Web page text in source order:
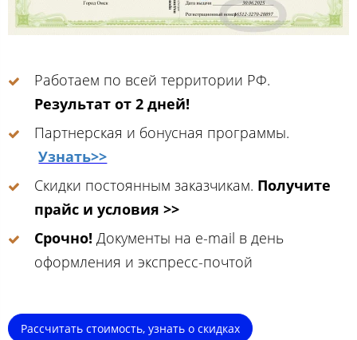
Работаем по всей территории РФ.
Результат от 2 дней!
Партнерская и бонусная программы.
Узнать>>
Скидки постоянным заказчикам. Получите
прайс и условия >>
Срочно! Документы на e-mail в день
оформления и экспресс-почтой
Рассчитать стоимость, узнать о скидках